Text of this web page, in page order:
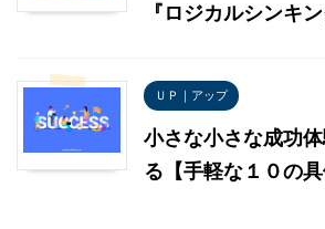
『ロジカルシンキ
ＵＰ｜アップ
小さな小さな成功
る【手軽な１０の具